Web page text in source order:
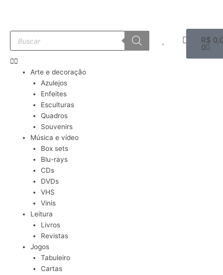
conteúdo
Pesquisar
produtos
R$
0
Arte e decoração
Azulejos
Enfeites
Esculturas
Quadros
Souvenirs
Música e vídeo
Box sets
Blu-rays
CDs
DVDs
VHS
Vinis
Leitura
Livros
Revistas
Jogos
Tabuleiro
Cartas